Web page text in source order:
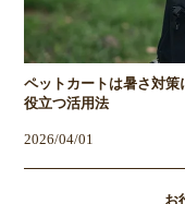
ペットカートは暑さ対
役立つ活用法
2026/04/01
お